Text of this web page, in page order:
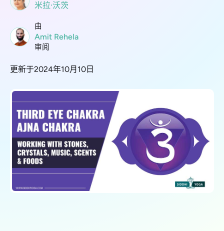
米拉·沃茨
由
Amit Rehela
审阅
更新于2024年10月10日